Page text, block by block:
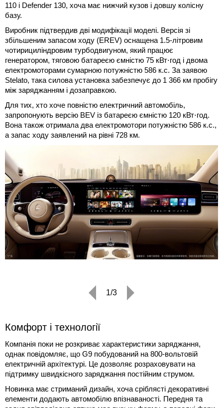
110 і Defender 130, хоча має нижчий кузов і довшу колісну
базу.
Виробник підтвердив дві модифікації моделі. Версія зі
збільшеним запасом ходу (EREV) оснащена 1.5-літровим
чотирициліндровим турбодвигуном, який працює
генератором, тяговою батареєю ємністю 75 кВт⋅год і двома
електромоторами сумарною потужністю 586 к.с. За заявою
Stelato, така силова установка забезпечує до 1 366 км пробігу
між заряджанням і дозаправкою.
Для тих, хто хоче повністю електричний автомобіль,
запропонують версію BEV із батареєю ємністю 120 кВт⋅год.
Вона також отримала два електромотори потужністю 586 к.с.,
а запас ходу заявлений на рівні 728 км.
1/3
Комфорт і технології
Компанія поки не розкриває характеристики заряджання,
однак повідомляє, що G9 побудований на 800-вольтовій
електричній архітектурі. Це дозволяє розраховувати на
підтримку швидкісного заряджання постійним струмом.
Новинка має стриманий дизайн, хоча сріблясті декоративні
елементи додають автомобілю впізнаваності. Передня та